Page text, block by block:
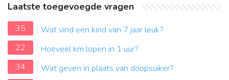
Laatste toegevoegde vragen
35
Wat vind een kind van 7 jaar leuk?
22
Hoeveel km lopen in 1 uur?
34
Wat geven in plaats van doopsuiker?